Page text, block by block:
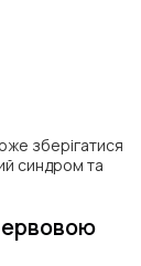
зберігатися
синдром та